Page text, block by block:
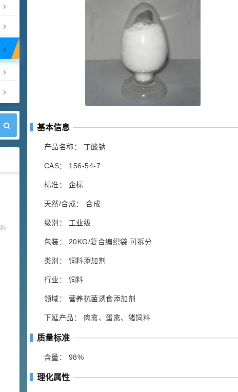
基本信息
产品名称： 丁酸钠
CAS： 156-54-7
标准： 企标
天然/合成： 合成
级别： 工业级
包装： 20KG/复合编织袋 可拆分
类别： 饲料添加剂
行业： 饲料
领域： 营养抗菌诱食添加剂
下延产品： 肉禽、蛋禽、猪饲料
质量标准
含量： 98%
理化属性
1
浏览量 - 10w+
2021-05-25
浏览量 - 5.51w
多效唑 90%
29